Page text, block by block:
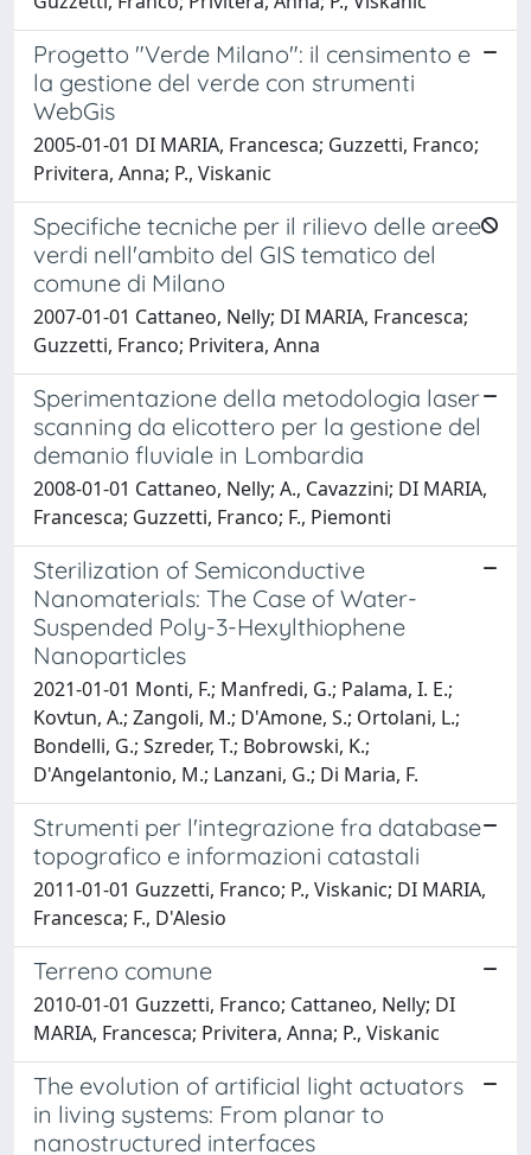
Progetto "Verde Milano": il censimento e
la gestione del verde con strumenti
WebGis
2005-01-01 DI MARIA, Francesca; Guzzetti, Franco;
Privitera, Anna; P., Viskanic
Specifiche tecniche per il rilievo delle aree
verdi nell'ambito del GIS tematico del
comune di Milano
2007-01-01 Cattaneo, Nelly; DI MARIA, Francesca;
Guzzetti, Franco; Privitera, Anna
Sperimentazione della metodologia laser
scanning da elicottero per la gestione del
demanio fluviale in Lombardia
2008-01-01 Cattaneo, Nelly; A., Cavazzini; DI MARIA,
Francesca; Guzzetti, Franco; F., Piemonti
Sterilization of Semiconductive
Nanomaterials: The Case of Water-
Suspended Poly-3-Hexylthiophene
Nanoparticles
2021-01-01 Monti, F.; Manfredi, G.; Palama, I. E.;
Kovtun, A.; Zangoli, M.; D'Amone, S.; Ortolani, L.;
Bondelli, G.; Szreder, T.; Bobrowski, K.;
D'Angelantonio, M.; Lanzani, G.; Di Maria, F.
Strumenti per l'integrazione fra database
topografico e informazioni catastali
2011-01-01 Guzzetti, Franco; P., Viskanic; DI MARIA,
Francesca; F., D'Alesio
Terreno comune
2010-01-01 Guzzetti, Franco; Cattaneo, Nelly; DI
MARIA, Francesca; Privitera, Anna; P., Viskanic
The evolution of artificial light actuators
in living systems: From planar to
nanostructured interfaces